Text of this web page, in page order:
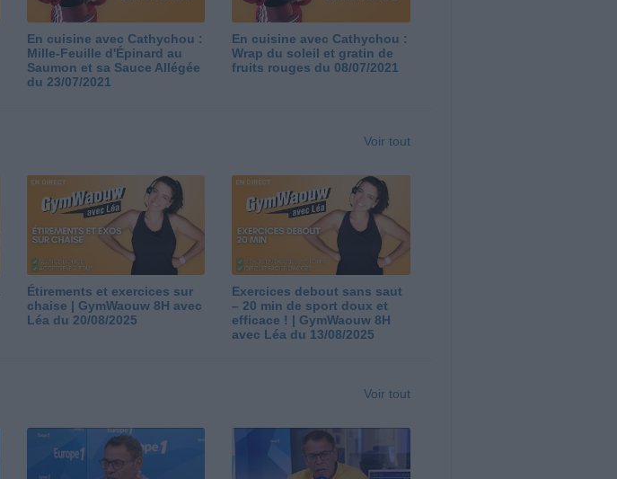
En cuisine avec Cathychou :
Mille-Feuille d'Épinard au
Saumon et sa Sauce Allégée
du 23/07/2021
En cuisine avec Cathychou :
Wrap du soleil et gratin de
fruits rouges du 08/07/2021
Voir tout
Étirements et exercices sur
chaise | GymWaouw 8H avec
Léa du 20/08/2025
Exercices debout sans saut
– 20 min de sport doux et
efficace ! | GymWaouw 8H
avec Léa du 13/08/2025
Voir tout